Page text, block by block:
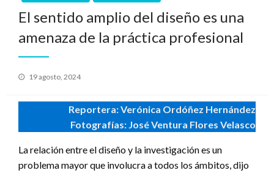
El sentido amplio del diseño es una
amenaza de la práctica profesional
Publicado
19 agosto, 2024
Reportera: Verónica Ordóñez Hernández
Fotografías: José Ventura Flores Velasco
La relación entre el diseño y la investigación es un
problema mayor que involucra a todos los ámbitos, dijo